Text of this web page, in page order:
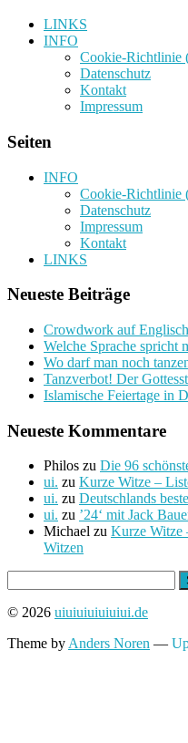
LINKS
INFO
Cookie-Richtlinie
Datenschutz
Kontakt
Impressum
Seiten
INFO
Cookie-Richtlinie
Datenschutz
Impressum
Kontakt
LINKS
Neueste Beiträge
Crowdwork auf Englisch
Welche Sprache spricht
Wo darf man noch
Tanzverbot! Der
Islamische Feiertage in
Neueste Kommentare
Philos zu Die 96
ui. zu Kurze Witze –
ui. zu Deutschlands
ui. zu ’24‘ mit Jack
Michael zu Kurze Witze
Witzen
nach:
© 2026 uiuiuiuiuiuiui.de
Theme byAnders Noren —